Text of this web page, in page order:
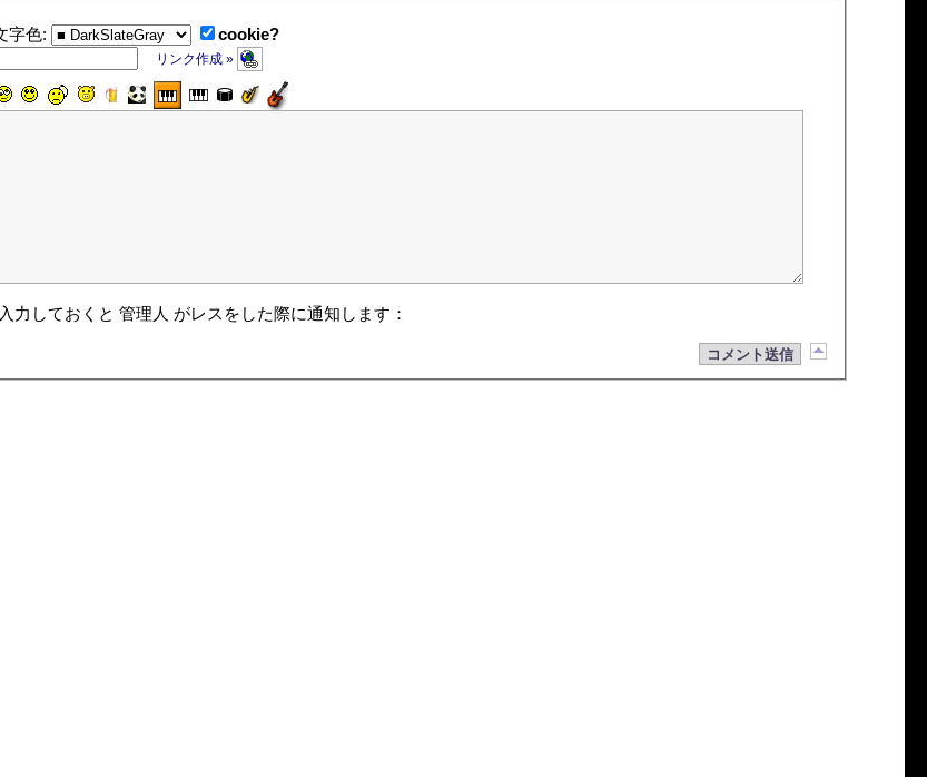
字色: cookie?
リンク作成 »
力しておくと 管理人 がレスをした際に通知します：
コメント送信